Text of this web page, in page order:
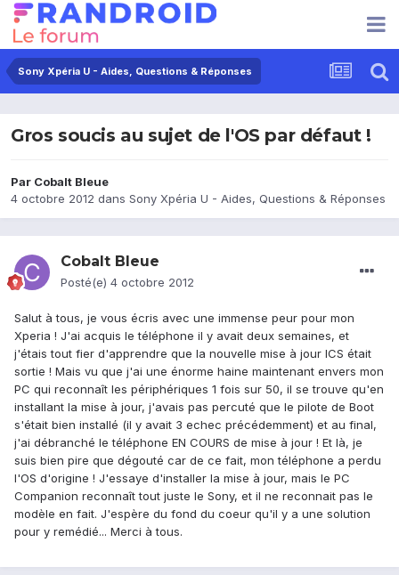
Sony Xpéria U - Aides, Questions & Réponses
Gros soucis au sujet de l'OS par défaut !
Par Cobalt Bleue
4 octobre 2012 dans Sony Xpéria U - Aides, Questions & Réponses
Cobalt Bleue
Posté(e) 4 octobre 2012
Salut à tous, je vous écris avec une immense peur pour mon
Xperia ! J'ai acquis le téléphone il y avait deux semaines, et
j'étais tout fier d'apprendre que la nouvelle mise à jour ICS était
sortie ! Mais vu que j'ai une énorme haine maintenant envers mon
PC qui reconnaît les périphériques 1 fois sur 50, il se trouve qu'en
installant la mise à jour, j'avais pas percuté que le pilote de Boot
s'était bien installé (il y avait 3 echec précédemment) et au final,
j'ai débranché le téléphone EN COURS de mise à jour ! Et là, je
suis bien pire que dégouté car de ce fait, mon téléphone a perdu
l'OS d'origine ! J'essaye d'installer la mise à jour, mais le PC
Companion reconnaît tout juste le Sony, et il ne reconnait pas le
modèle en fait. J'espère du fond du coeur qu'il y a une solution
pour y remédié... Merci à tous.